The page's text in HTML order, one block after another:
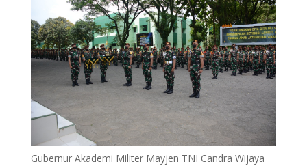
Gubernur Akademi Militer Mayjen TNI Candra Wijaya